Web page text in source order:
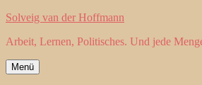
Zum
springen
Solveig van der Hoffmann
Arbeit, Lernen, Politisches. Und jede
Menü